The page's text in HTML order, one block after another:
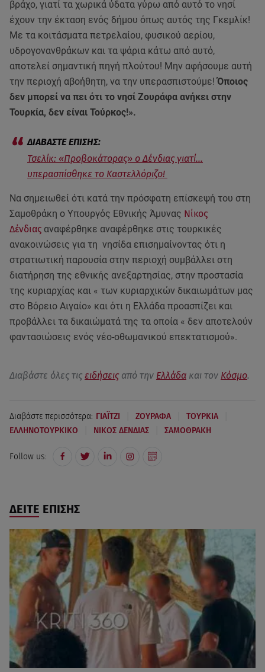
βράχο, γιατί τα χωρικά ύδατα γύρω από αυτό το νησί
έχουν την έκταση ενός δήμου όπως αυτός της Γκεμλίκ!
Με τα κοιτάσματα πετρελαίου, φυσικού αερίου,
υδρογονανθράκων και τα ψάρια κάτω από αυτό,
αποτελεί σημαντική πηγή πλούτου! Μην αφήσουμε αυτή
την περιοχή αβοήθητη, να την υπερασπιστούμε!Όποιος
δεν μπορεί να πει ότι το νησί Ζουράφα ανήκει στην
Τουρκία, δεν είναι Τούρκος!».
Τσελίκ: «Προβοκάτορας» ο Δένδιας γιατί…
υπερασπίσθηκε το Καστελλόριζο!
Να σημειωθεί ότι κατά την πρόσφατη επίσκεψή του στη
Σαμοθράκη ο Υπουργός Εθνικής Άμυνας Νίκος
Δένδιας αναφέρθηκε αναφέρθηκε στις τουρκικές
ανακοινώσεις για τη νησίδα επισημαίνοντας ότι η
στρατιωτική παρουσία στην περιοχή συμβάλλει στη
διατήρηση της εθνικής ανεξαρτησίας, στην προστασία
της κυριαρχίας και « των κυριαρχικών δικαιωμάτων μας
στο Βόρειο Αιγαίο» και ότι η Ελλάδα προασπίζει και
προβάλλει τα δικαιώματά της τα οποία « δεν αποτελούν
φαντασιώσεις ενός νέο-οθωμανικού επεκτατισμού».
Διαβάστε όλες τις ειδήσεις από την Ελλάδα και τον Κόσμο.
Διαβάστε περισσότερα: ΓΙΑΪΤΖΙ ΖΟΥΡΑΦΑ ΤΟΥΡΚΙΑ
ΕΛΛΗΝΟΤΟΥΡΚΙΚΟ ΝΙΚΟΣ ΔΕΝΔΙΑΣ ΣΑΜΟΘΡΑΚΗ
Follow us:
ΔΕΙΤΕ ΕΠΙΣΗΣ